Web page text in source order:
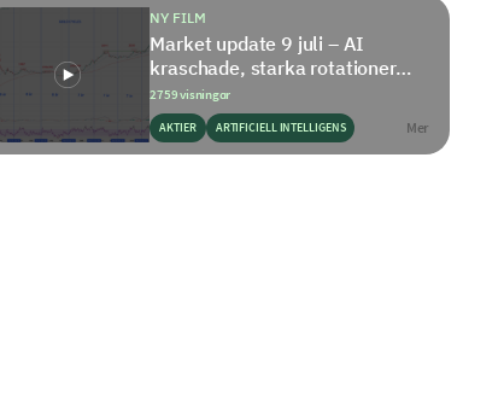
NY FILM
Market update 9 juli – AI
kraschade, starka rotationer…
2759 visningar
AKTIER ARTIFICIELL INTELLIGENS Mer